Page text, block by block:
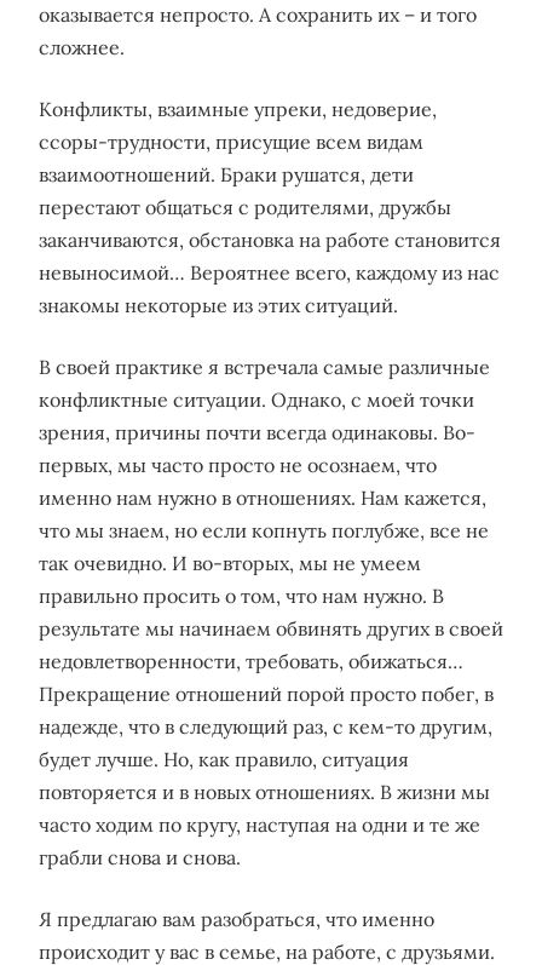
оказывается непросто. А сохранить их – и того
сложнее.
Конфликты, взаимные упреки, недоверие,
ссоры-трудности, присущие всем видам
взаимоотношений. Браки рушатся, дети
перестают общаться с родителями, дружбы
заканчиваются, обстановка на работе становится
невыносимой… Вероятнее всего, каждому из нас
знакомы некоторые из этих ситуаций.
В своей практике я встречала самые различные
конфликтные ситуации. Однако, с моей точки
зрения, причины почти всегда одинаковы. Во-
первых, мы часто просто не осознаем, что
именно нам нужно в отношениях. Нам кажется,
что мы знаем, но если копнуть поглубже, все не
так очевидно. И во-вторых, мы не умеем
правильно просить о том, что нам нужно. В
результате мы начинаем обвинять других в своей
недовлетворенности, требовать, обижаться…
Прекращение отношений порой просто побег, в
надежде, что в следующий раз, с кем-то другим,
будет лучше. Но, как правило, ситуация
повторяется и в новых отношениях. В жизни мы
часто ходим по кругу, наступая на одни и те же
грабли снова и снова.
Я предлагаю вам разобраться, что именно
происходит у вас в семье, на работе, с друзьями.